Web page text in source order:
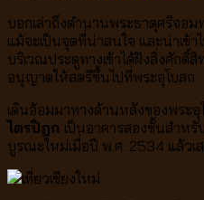
บอกเล่าถึงตำนานพระธาตุศรีจอ
แม้จะเป็นจุดที่น่าสนใจ และน่าเข้า
บริเวณประตูทางเข้าได้ฝังสิ่งศักดิ์
อนุญาตให้สตรีขึ้นไปที่พระอุโบสถ
เดินอ้อมมาทางด้านหลังของพระอุ
ไตรปิฎก เป็นอาคารสองชั้นสำหรั
บูรณะใหม่เมื่อปี พ.ศ. 2534 แล้วเ